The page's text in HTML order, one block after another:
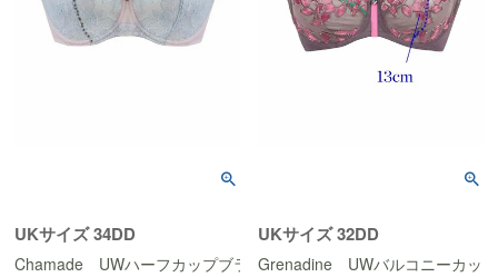
UKサイズ 34DD
Chamade UWハーフカップブラ (Couture Design)
UKサイズ 32DD
Grenadine UWバルコニーカッ